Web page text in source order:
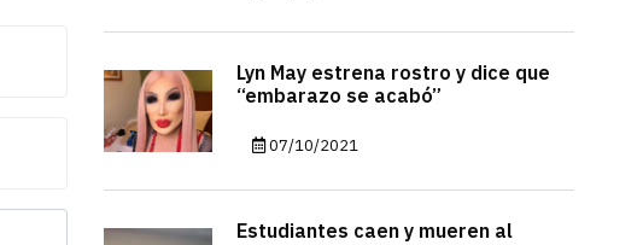
Lyn May estrena rostro y dice que
“embarazo se acabó”
07/10/2021
Estudiantes caen y mueren al